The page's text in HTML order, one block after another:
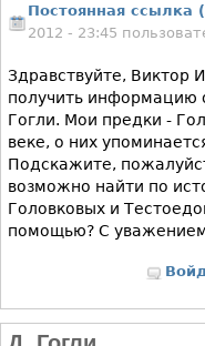
Постоянная ссылка
2012 - 23:45
Здравствуйте, Виктор
получить информацию
Гогли. Мои предки -
веке, о них
Подскажите,
возможно найти по
Головковых и
помощью? С